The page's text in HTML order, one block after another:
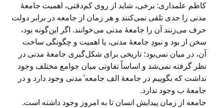
کاظم علمداری: برخی، شاید از روی کم‌دقتی، اهمیت جامعهٔ
مدنی را جدی تلقی نمی‌کنند و هر زمان از جامعه در برابر دولت
حرف می‌زنند آن‌ را جامعهٔ مدنی می‌خوانند. اگر این‌گونه بود،
سخن از بود و نبودِ جامعهٔ مدنی، یا اهمیت و چگونگی ساخت
آن، در میان نمی‌بود؛ تاریخی برای شکل‌گیری جامعهٔ مدنی در
نظر گرفته نمی‌شد و اساساً تفاوتی میان جوامع مختلف وجود
نداشت که بگوییم در جامعهٔ الف جامعه ٔمدنی وجود دارد و در
جامعهٔ ب وجود ندارد.
جامعه از زمان پیدایش انسان تا به امروز وجود داشته است.